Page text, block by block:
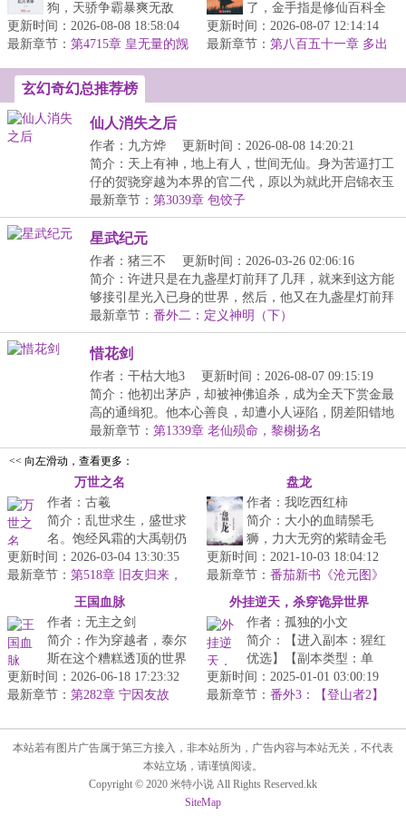
狗，天骄争霸暴爽无敌
流】君逍遥穿越玄幻世
界，成为荒古世家神子，
更新时间：2026-08-08 18:58:04
最新章节： 第4715章 皇无量的觊
了，金手指是修仙百科全
书【大道书阁】，可为什
么穿越的却是巫师世
更新时间：2026-08-07 12:14:14
最新章节： 第八百五十一章 多出
玄幻奇幻总推荐榜
仙人消失之后
作者：九方烨
更新时间：2026-08-08 14:20:21
简介：天上有神，地上有人，世间无仙。身为苦逼打工
仔的贺骁穿越为本界的官二代，原以为就此开启锦衣玉
食...
最新章节： 第3039章 包饺子
星武纪元
作者：猪三不
更新时间：2026-03-26 02:06:16
简介：许进只是在九盏星灯前拜了几拜，就来到这方能
够接引星光入已身的世界，然后，他又在九盏星灯前拜
了...
最新章节： 番外二：定义神明（下）
惜花剑
作者：干枯大地3
更新时间：2026-08-07 09:15:19
简介：他初出茅庐，却被神佛追杀，成为全天下赏金最
高的通缉犯。他本心善良，却遭小人诬陷，阴差阳错地
当...
最新章节： 第1339章 老仙殒命，黎榭扬名
<< 向左滑动，查看更多：
万世之名
作者：古羲
简介：乱世求生，盛世求
名。饱经风霜的大禹朝仍
处于盛世年间。西北有少
年徒步九千里，孤身斩大
妖，争一世...
更新时间：2026-03-04 13:30:35
最新章节： 第518章 旧友归来，
盘龙
作者：我吃西红柿
简介：大小的血睛鬃毛
狮，力大无穷的紫睛金毛
猿，毁天灭地的九头蛇
皇，携带着毁灭雷电的恐
怖雷龙……这里...
更新时间：2021-10-03 18:04:12
最新章节： 番茄新书《沧元图》
已经二十多万字，可以看啦！
王国血脉
作者：无主之剑
简介：作为穿越者，泰尔
斯在这个糟糕透顶的世界
里苟且偷生。直到某天，
他被认作是某个大人物失
更新时间：2026-06-18 17:23:32
最新章节： 第282章 宁因友故
外挂逆天，杀穿诡异世界
作者：孤独的小文
简介：【进入副本：猩红
优选】【副本类型：单
人】【请选择你要应聘的
职位】【、配送司机】
更新时间：2025-01-01 03:00:19
最新章节： 番外3：【登山者2】
本站若有图片广告属于第三方接入，非本站所为，广告内容与本站无关，不代表
本站立场，请谨慎阅读。
Copyright © 2020 米特小说 All Rights Reserved.kk
SiteMap